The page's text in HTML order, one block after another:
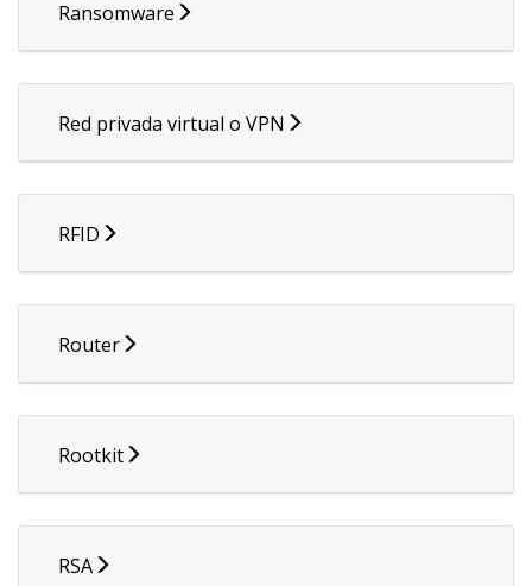
Ransomware
Red privada virtual o VPN
RFID
Router
Rootkit
RSA